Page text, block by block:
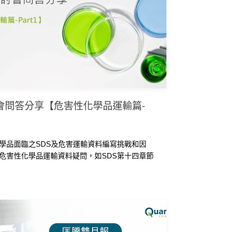
問答分享【危害性化學品運輸篇-
品面臨之SDS及危害運輸資料編寫挑戰和因
害性化學品運輸資料疑問，如SDS第十四章節
，並提供危害性化學品運輸專家之建議，協助